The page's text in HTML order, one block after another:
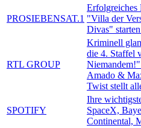
PROSIEBENSAT.1
Erfolgreiches
"Villa der
Divas"
RTL GROUP
Kriminell
die 4. Staffel
Amado &
Twist stellt
SPOTIFY
Ihre
SpaceX,
Continental,